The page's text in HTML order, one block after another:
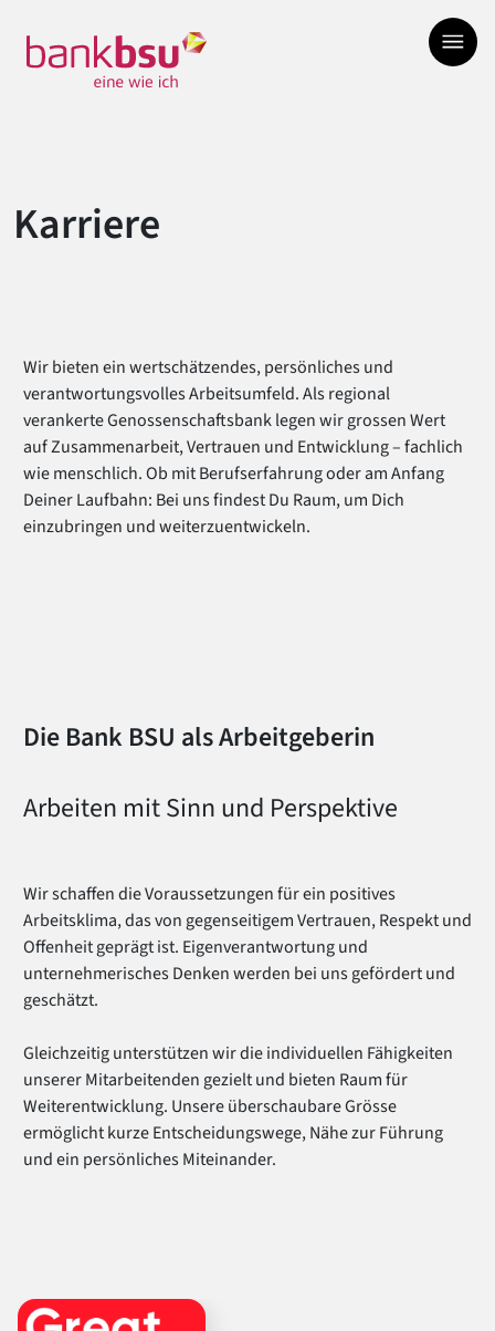
Zur Hauptnavigation springen
Zum Hauptinhalt springen
Zum Footer springen
Karriere
Wir bieten ein wertschätzendes, persönliches und
verantwortungsvolles Arbeitsumfeld. Als regional
verankerte Genossenschaftsbank legen wir grossen Wert
auf Zusammenarbeit, Vertrauen und Entwicklung – fachlich
wie menschlich. Ob mit Berufserfahrung oder am Anfang
Deiner Laufbahn: Bei uns findest Du Raum, um Dich
einzubringen und weiterzuentwickeln.
Die Bank BSU als Arbeitgeberin
Arbeiten mit Sinn und Perspektive
Wir schaffen die Voraussetzungen für ein positives
Arbeitsklima, das von gegenseitigem Vertrauen, Respekt und
Offenheit geprägt ist. Eigenverantwortung und
unternehmerisches Denken werden bei uns gefördert und
geschätzt.
Gleichzeitig unterstützen wir die individuellen Fähigkeiten
unserer Mitarbeitenden gezielt und bieten Raum für
Weiterentwicklung. Unsere überschaubare Grösse
ermöglicht kurze Entscheidungswege, Nähe zur Führung
und ein persönliches Miteinander.